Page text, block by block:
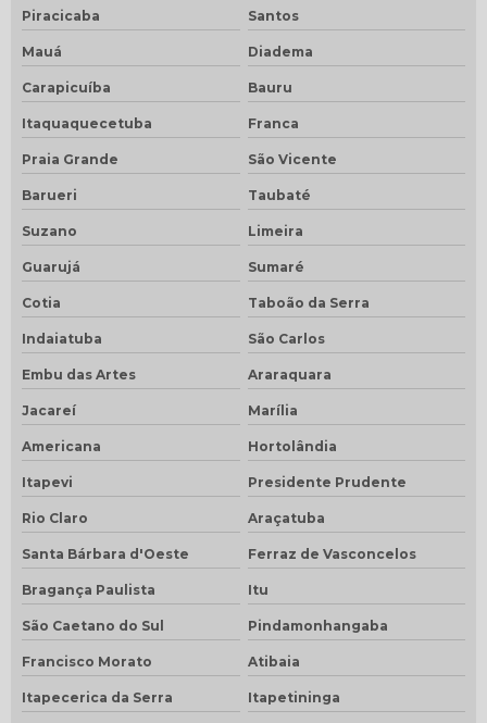
Piracicaba Santos
Mauá Diadema
Carapicuíba Bauru
Itaquaquecetuba Franca
Praia Grande São Vicente
Barueri Taubaté
Suzano Limeira
Guarujá Sumaré
Cotia Taboão da Serra
Indaiatuba São Carlos
Embu das Artes Araraquara
Jacareí Marília
Americana Hortolândia
Itapevi Presidente Prudente
Rio Claro Araçatuba
Santa Bárbara d'Oeste Ferraz de Vasconcelos
Bragança Paulista Itu
São Caetano do Sul Pindamonhangaba
Francisco Morato Atibaia
Itapecerica da Serra Itapetininga